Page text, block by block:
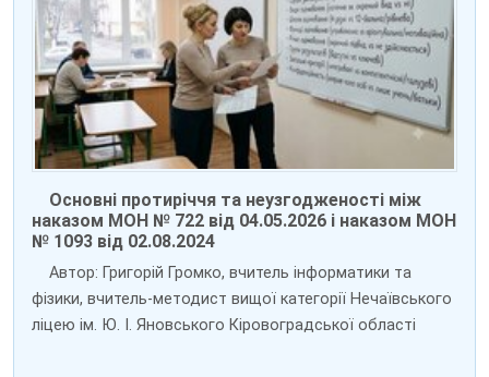
Основні протиріччя та неузгодженості між
наказом МОН № 722 від 04.05.2026 і наказом МОН
№ 1093 від 02.08.2024
Автор: Григорій Громко, вчитель інформатики та
фізики, вчитель-методист вищої категорії Нечаївського
ліцею ім. Ю. І. Яновського Кіровоградської області